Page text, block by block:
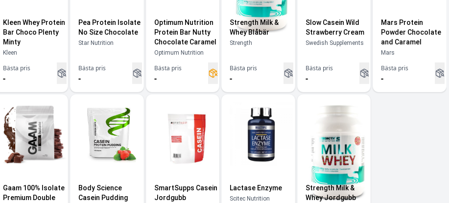
Kleen Whey Protein
Bar Choco Plenty
Minty
Kleen
Bästa pris
-
Pea Protein Isolate
No Size Chocolate
Star Nutrition
Bästa pris
-
Optimum Nutrition
Protein Bar Nutty
Chocolate Caramel
Optimum Nutrition
Bästa pris
-
Strength Milk &
Whey Blåbär
Strength
Bästa pris
-
Slow Casein Wild
Strawberry Cream
Swedish Supplements
Bästa pris
-
Mars Protein
Powder Chocolate
and Caramel
Mars
Bästa pris
-
Gaam 100% Isolate
Premium Double
Body Science
Casein Pudding
SmartSupps Casein
Jordgubb
Lactase Enzyme
Scitec Nutrition
Strength Milk &
Whey Jordgubb